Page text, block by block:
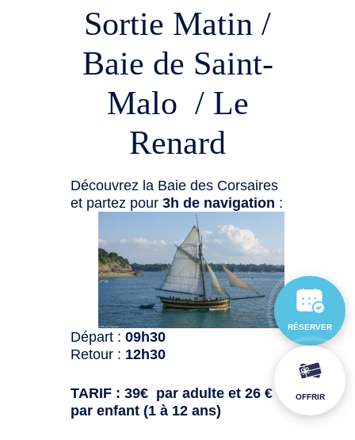
Sortie Matin /
Baie de Saint-
Malo / Le
Renard
Découvrez la Baie des Corsaires
et partez pour3h de navigation :
Départ :09h30
Retour : 12h30
TARIF : 39€ par adulte et 26 €
par enfant (1 à 12 ans)
RÉSERVER
OFFRIR